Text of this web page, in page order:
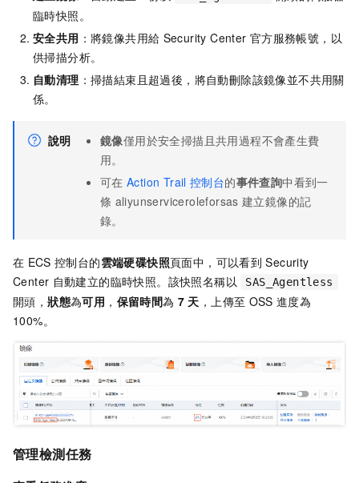
臨時快照。
安全共用 ：將鏡像共用給 Security Center 官方服務帳號，以
供掃描分析。
自動清理 ：掃描結束且超過後，將自動刪除該鏡像並不共用關
係。
說明 鏡像僅用於安全掃描且共用過程不會產生費
用。
可在 Action Trail 控制台的事件查詢中看到一
條 aliyunserviceroleforsas 建立鏡像的記
錄。
在 ECS 控制台的雲端硬碟快照頁面中，可以看到 Security
Center 自動建立的臨時快照。該快照名稱以 SAS_Agentless
開頭，狀態為可用 ， 保留時間為 7 天 ，上傳至 OSS 進度為
100%。
管理檢測任務